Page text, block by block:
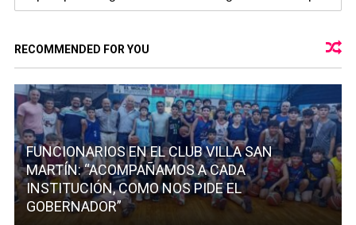
RECOMMENDED FOR YOU
FUNCIONARIOS EN EL CLUB VILLA SAN
MARTÍN: “ACOMPAÑAMOS A CADA
INSTITUCIÓN, COMO NOS PIDE EL
GOBERNADOR”